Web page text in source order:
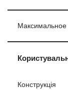
Конструкція